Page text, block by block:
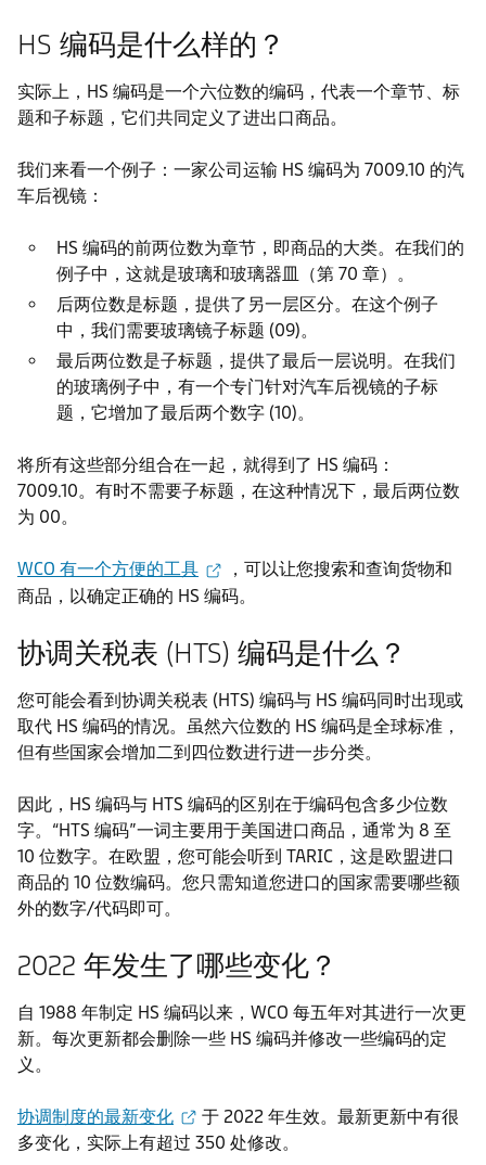
HS 编码是什么样的？
实际上，HS 编码是一个六位数的编码，代表一个章节、标
题和子标题，它们共同定义了进出口商品。
我们来看一个例子：一家公司运输 HS 编码为 7009.10 的汽
车后视镜：
HS 编码的前两位数为章节 ，即商品的大类。在我们的
例子中，这就是玻璃和玻璃器皿（第 70 章）。
后两位数是标题 ，提供了另一层区分。在这个例子
中，我们需要玻璃镜子标题 (09)。
最后两位数是子标题 ，提供了最后一层说明。在我们
的玻璃例子中，有一个专门针对汽车后视镜的子标
题，它增加了最后两个数字 (10)。
将所有这些部分组合在一起，就得到了 HS 编码：
7009.10。有时不需要子标题，在这种情况下，最后两位数
为 00。
WCO 有一个方便的工具
，可以让您搜索和查询货物和
商品，以确定正确的 HS 编码。
协调关税表 (HTS) 编码是什么？
您可能会看到协调关税表 (HTS) 编码与 HS 编码同时出现或
取代 HS 编码的情况。虽然六位数的 HS 编码是全球标准，
但有些国家会增加二到四位数进行进一步分类。
因此，HS 编码与 HTS 编码的区别在于编码包含多少位数
字。“HTS 编码”一词主要用于美国进口商品，通常为 8 至
10 位数字。在欧盟，您可能会听到 TARIC，这是欧盟进口
商品的 10 位数编码。您只需知道您进口的国家需要哪些额
外的数字/代码即可。
2022 年发生了哪些变化？
自 1988 年制定 HS 编码以来，WCO 每五年对其进行一次更
新。每次更新都会删除一些 HS 编码并修改一些编码的定
义。
协调制度的最新变化
于 2022 年生效。最新更新中有很
多变化，实际上有超过 350 处修改。